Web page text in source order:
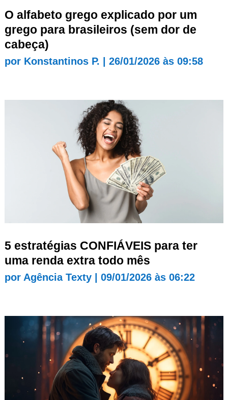
O alfabeto grego explicado por um
grego para brasileiros (sem dor de
cabeça)
por Konstantinos P. 26/01/2026 às 09:58
5 estratégias CONFIÁVEIS para ter
uma renda extra todo mês
por Agência Texty| 09/01/2026 às 06:22